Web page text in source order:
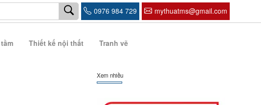
0976 984 729 mythuatms@gmail.com
Thiết kế nội thất Tranh vẽ
Xem nhiều